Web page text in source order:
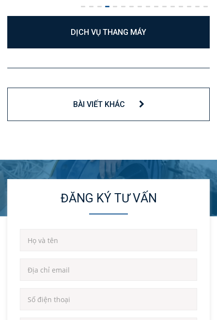
DỊCH VỤ THANG MÁY
BÀI VIẾT KHÁC
ĐĂNG KÝ TƯ VẤN